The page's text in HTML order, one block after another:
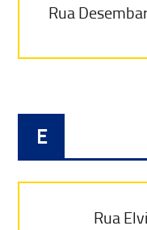
Rua
E
Rua